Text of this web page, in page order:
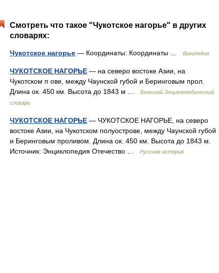
Смотреть что такое "Чукотское нагорье" в других
словарях:
Чукотское нагорье — Координаты: Координаты … Википедия
ЧУКОТСКОЕ НАГОРЬЕ — на северо востоке Азии, на
Чукотском п ове, между Чаунской губой и Беринговым прол.
Длина ок. 450 км. Высота до 1843 м …
Большой Энциклопедический
словарь
ЧУКОТСКОЕ НАГОРЬЕ — ЧУКОТСКОЕ НАГОРЬЕ, на северо
востоке Азии, на Чукотском полуострове, между Чаунской губой
и Беринговым проливом. Длина ок. 450 км. Высота до 1843 м.
Источник: Энциклопедия Отечество …
Русская история